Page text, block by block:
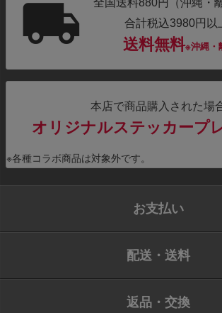
合計税込3980円以
送料無料※沖縄・
本店で商品購入された場
オリジナルステッカープ
※各種コラボ商品は対象外です。
お支払い
配送・送料
返品・交換